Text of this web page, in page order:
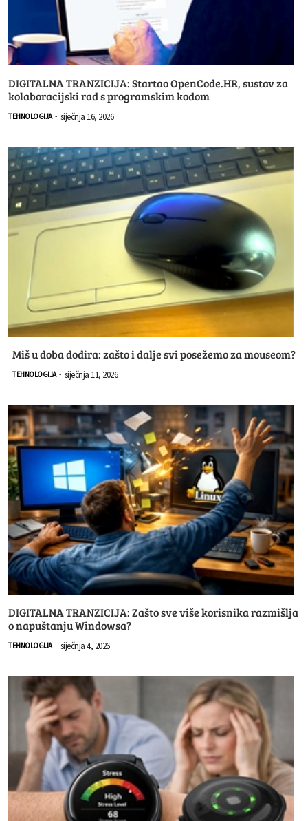
DIGITALNA TRANZICIJA: Startao OpenCode.HR, sustav za
kolaboracijski rad s programskim kodom
TEHNOLOGIJA - siječnja 16, 2026
Miš u doba dodira: zašto i dalje svi posežemo za mouseom?
TEHNOLOGIJA - siječnja 11, 2026
DIGITALNA TRANZICIJA: Zašto sve više korisnika razmišlja
o napuštanju Windowsa?
TEHNOLOGIJA - siječnja 4, 2026